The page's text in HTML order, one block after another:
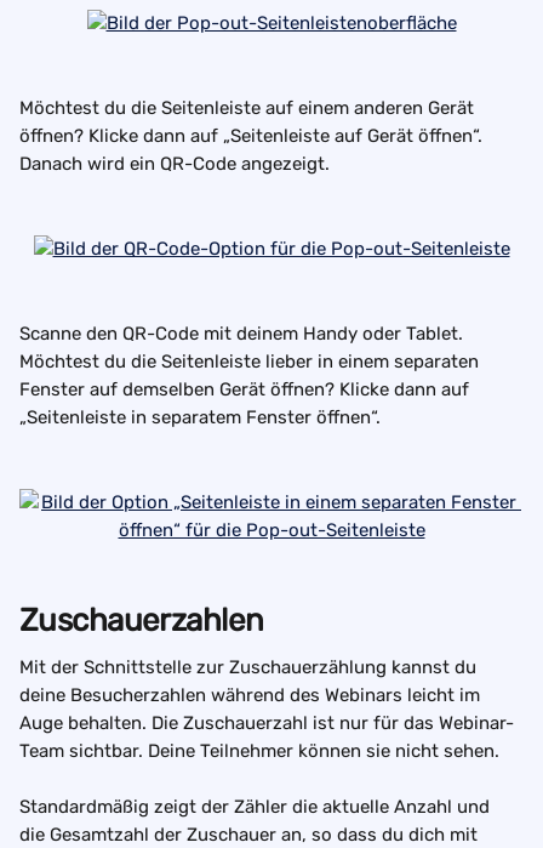
Möchtest du die Seitenleiste auf einem anderen Gerät
öffnen? Klicke dann auf „Seitenleiste auf Gerät öffnen“.
Danach wird ein QR-Code angezeigt.
Scanne den QR-Code mit deinem Handy oder Tablet.
Möchtest du die Seitenleiste lieber in einem separaten
Fenster auf demselben Gerät öffnen? Klicke dann auf
„Seitenleiste in separatem Fenster öffnen“.
Zuschauerzahlen
Mit der Schnittstelle zur Zuschauerzählung kannst du
deine Besucherzahlen während des Webinars leicht im
Auge behalten. Die Zuschauerzahl ist nur für das Webinar-
Team sichtbar. Deine Teilnehmer können sie nicht sehen.
Standardmäßig zeigt der Zähler die aktuelle Anzahl und
die Gesamtzahl der Zuschauer an, so dass du dich mit